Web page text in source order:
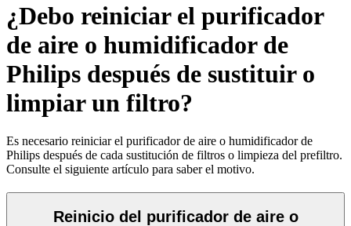
¿Debo reiniciar el purificador
de aire o humidificador de
Philips después de sustituir o
limpiar un filtro?
Es necesario reiniciar el purificador de aire o humidificador de
Philips después de cada sustitución de filtros o limpieza del prefiltro.
Consulte el siguiente artículo para saber el motivo.
Reinicio del purificador de aire o